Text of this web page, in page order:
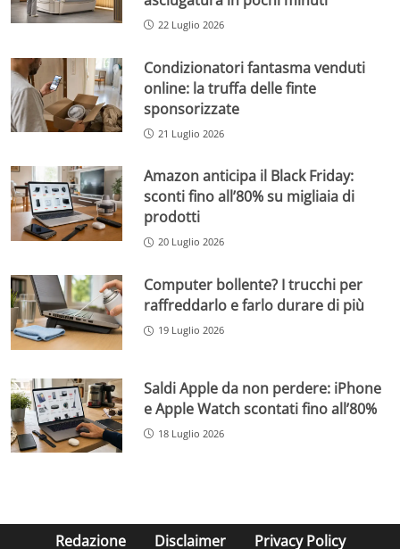
22 Luglio 2026
Condizionatori fantasma venduti
online: la truffa delle finte
sponsorizzate
21 Luglio 2026
Amazon anticipa il Black Friday:
sconti fino all’80% su migliaia di
prodotti
20 Luglio 2026
Computer bollente? I trucchi per
raffreddarlo e farlo durare di più
19 Luglio 2026
Saldi Apple da non perdere: iPhone
e Apple Watch scontati fino all’80%
18 Luglio 2026
Redazione Disclaimer Privacy Policy